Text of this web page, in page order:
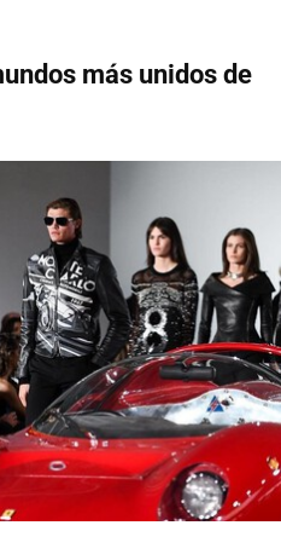
más unidos de